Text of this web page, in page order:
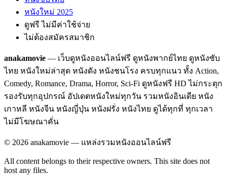
หนังใหม่ 2025
ดูฟรี ไม่มีค่าใช้จ่าย
ไม่ต้องสมัครสมาชิก
anakamovie — เว็บดูหนังออนไลน์ฟรี ดูหนังพากย์ไทย ดูหนังซับ
ไทย หนังใหม่ล่าสุด หนังดัง หนังชนโรง ครบทุกแนว ทั้ง Action,
Comedy, Romance, Drama, Horror, Sci-Fi ดูหนังฟรี HD ไม่กระตุก
รองรับทุกอุปกรณ์ อัปเดตหนังใหม่ทุกวัน รวมหนังอินเดีย หนัง
เกาหลี หนังจีน หนังญี่ปุ่น หนังฝรั่ง หนังไทย ดูได้ทุกที่ ทุกเวลา
ไม่มีโฆษณาคั่น
© 2026 anakamovie — แหล่งรวมหนังออนไลน์ฟรี
All content belongs to their respective owners. This site does not
host any files.